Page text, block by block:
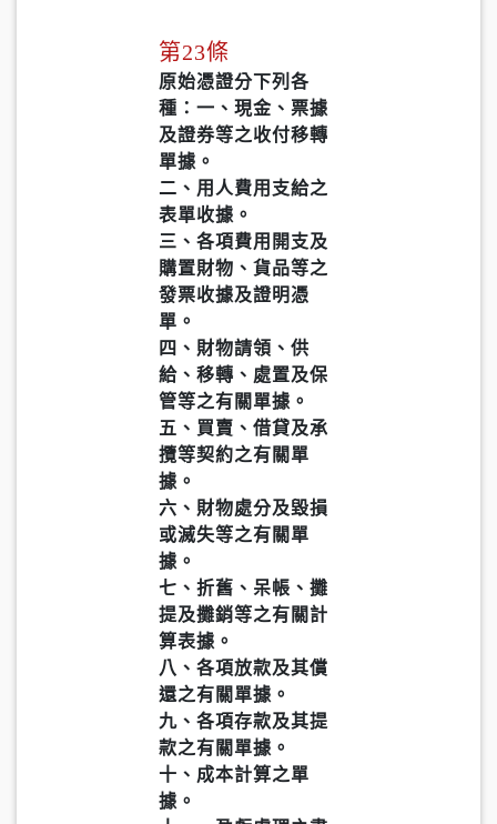
第23條
原始憑證分下列各
種：一、現金、票據
及證券等之收付移轉
單據。
二、用人費用支給之
表單收據。
三、各項費用開支及
購置財物、貨品等之
發票收據及證明憑
單。
四、財物請領、供
給、移轉、處置及保
管等之有關單據。
五、買賣、借貸及承
攬等契約之有關單
據。
六、財物處分及毀損
或滅失等之有關單
據。
七、折舊、呆帳、攤
提及攤銷等之有關計
算表據。
八、各項放款及其償
還之有關單據。
九、各項存款及其提
款之有關單據。
十、成本計算之單
據。